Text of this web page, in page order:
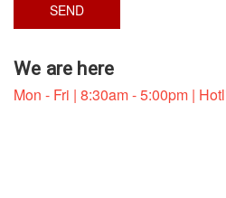
SEND
We are here
Mon - Fri | 8:30am - 5:00pm |